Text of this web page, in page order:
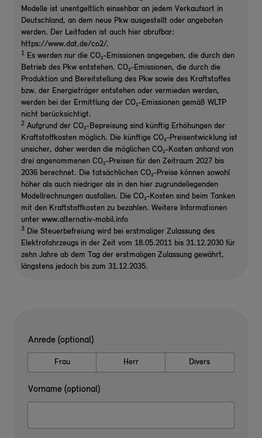
Modelle ist unentgeltlich einsehbar an jedem Verkaufsort in
Deutschland, an dem neue Pkw ausgestellt oder angeboten
werden. Der Leitfaden ist auch hier abrufbar:
https://www.dat.de/co2/.
1 Es werden nur die CO₂-Emissionen angegeben, die durch den
Betrieb des Pkw entstehen. CO₂-Emissionen, die durch die
Produktion und Bereitstellung des Pkw sowie des Kraftstoffes
bzw. der Energieträger entstehen oder vermieden werden,
werden bei der Ermittlung der CO₂-Emissionen gemäß WLTP
nicht berücksichtigt.
2 Aufgrund der CO₂-Bepreisung sind künftig Erhöhungen der
Kraftstoffkosten möglich. Die künftige CO₂-Preisentwicklung ist
unsicher, daher werden die möglichen CO₂-Kosten anhand von
drei angenommenen CO₂-Preisen für den Zeitraum 2027 bis
2036 berechnet. Die tatsächlichen CO₂-Preise können sowohl
höher als auch niedriger als in den hier zugrundeliegenden
Modellrechnungen ausfallen. Die CO₂-Kosten sind beim Tanken
mit den Kraftstoffkosten zu bezahlen. Weitere Informationen
unter www.alternativ-mobil.info
3 Die Steuerbefreiung wird bei erstmaliger Zulassung des
Elektrofahrzeugs in der Zeit vom 18.05.2011 bis 31.12.2030 für
zehn Jahre ab dem Tag der erstmaligen Zulassung gewährt,
längstens jedoch bis zum 31.12.2035.
Anrede (optional)
Frau Herr Divers
Vorname (optional)